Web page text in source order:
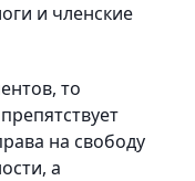
и членские
то
на свободу
а